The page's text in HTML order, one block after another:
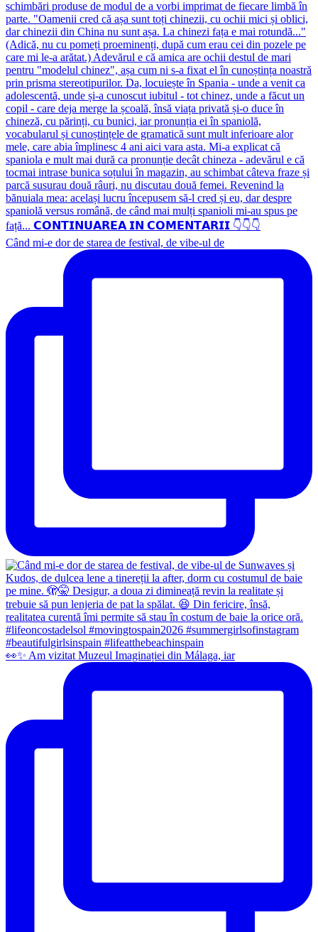
Când mi-e dor de starea de festival, de vibe-ul de
👀✨️ Am vizitat Muzeul Imaginației din Málaga, iar